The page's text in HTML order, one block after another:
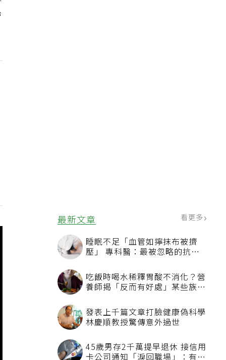
最新文章 看更多
睡眠不足「血管如擰抹布被擠
壓」 專科醫：最被忽略的抗老
吃飯時喝水稀釋胃酸不消化？營
養師揭「反而有好處」某些族群
發表上千篇文章打臉健康偽科學
林慶順教授驚傳意外過世
45歲男存2千萬提早退休 接信用